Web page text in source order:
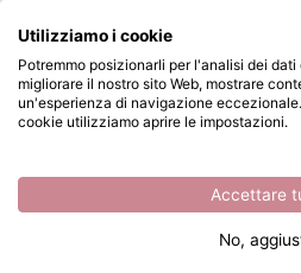
Passa al contenuto principale
Disponibile da
/ Vaessen Creative /
Cosa stai cercando?
Utilizziamo i cookie
Potremmo posizionarli per l'analisi dei
migliorare il nostro sito Web, mostrare
un'esperienza di navigazione
cookie utilizziamo aprire le impostazioni.
Accettare
No,